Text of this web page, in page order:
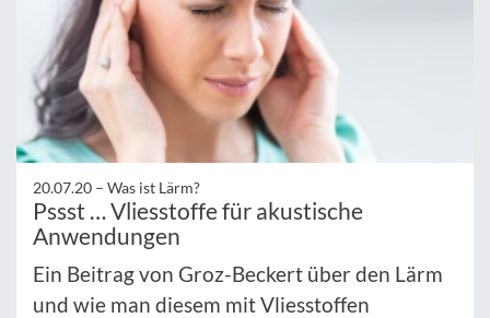
20.07.20 – Was ist Lärm?
Pssst … Vliesstoffe für akustische
Anwendungen
Ein Beitrag von Groz-Beckert über den Lärm
und wie man diesem mit Vliesstoffen